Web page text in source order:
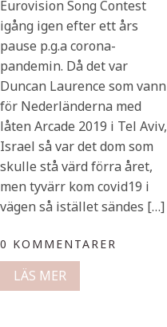
Eurovision Song Contest
igång igen efter ett års
pause p.g.a corona-
pandemin. Då det var
Duncan Laurence som vann
för Nederländerna med
låten Arcade 2019 i Tel Aviv,
Israel så var det dom som
skulle stå värd förra året,
men tyvärr kom covid19 i
vägen så istället sändes […]
0 KOMMENTARER
LÄS MER